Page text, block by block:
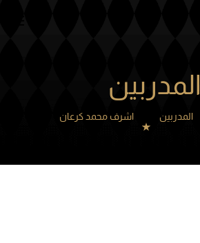
المدربين
المدربين اشرف محمد كرعان